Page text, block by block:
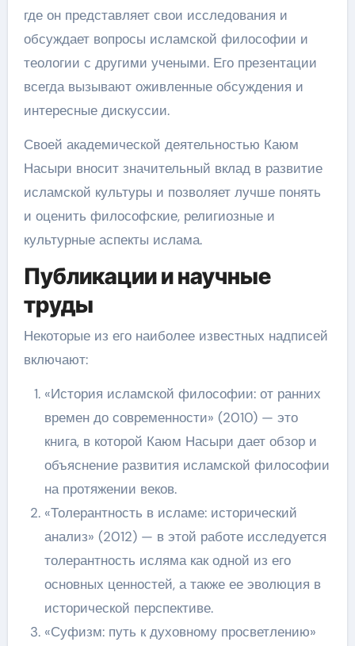
где он представляет свои исследования и
обсуждает вопросы исламской философии и
теологии с другими учеными. Его презентации
всегда вызывают оживленные обсуждения и
интересные дискуссии.
Своей академической деятельностью Каюм
Насыри вносит значительный вклад в развитие
исламской культуры и позволяет лучше понять
и оценить философские, религиозные и
культурные аспекты ислама.
Публикации и научные
труды
Некоторые из его наиболее известных надписей
включают:
«История исламской философии: от ранних
времен до современности» (2010) — это
книга, в которой Каюм Насыри дает обзор и
объяснение развития исламской философии
на протяжении веков.
«Толерантность в исламе: исторический
анализ» (2012) — в этой работе исследуется
толерантность исляма как одной из его
основных ценностей, а также ее эволюция в
исторической перспективе.
«Суфизм: путь к духовному просветлению»